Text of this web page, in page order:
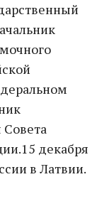
Совета
декабря
в Латвии.